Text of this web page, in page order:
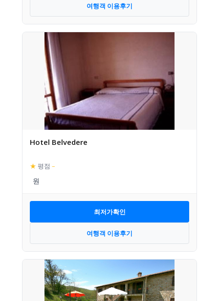
여행객 이용후기
Hotel Belvedere
★ 평점 –
최저가확인
여행객 이용후기